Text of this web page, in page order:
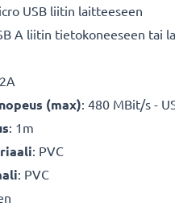
USB liitin laitteeseen
A liitin tietokoneeseen tai
(max): 480 MBit/s -
: 1m
: PVC
: PVC